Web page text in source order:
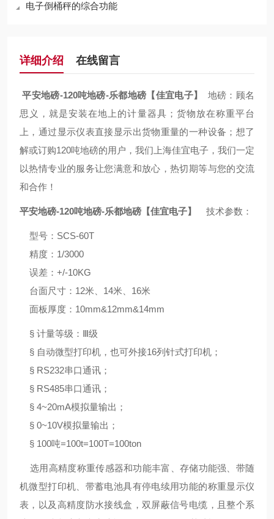
电子倒桶秤的综合功能
详细介绍 在线留言
平安地磅-120吨地磅-乐都地磅【佳宜电子】
地磅：顾名
思义，就是安装在地上的计量器具；货物放在称重平台
上，通过显示仪表直接显示出货物重量的一种设备；想了
解或订购120吨地磅的用户，我们上海佳宜电子，我们一定
以热情专业的服务让您满意和放心，热切期等与您的交流
和合作！
平安地磅-120吨地磅-乐都地磅【佳宜电子】 技术参数：
型号：SCS-60T
精度：1/3000
误差：+/-10KG
台面尺寸：12米、14米、16米
面板厚度：10mm&12mm&14mm
§ 计量等级：Ⅲ级
§ 自动微型打印机，也可外接16列针式打印机；
§ RS232串口通讯；
§ RS485串口通讯；
§ 4~20mA模拟量输出；
§ 0~10V模拟量输出；
§ 100吨=100t=100T=100ton
选用高精度称重传感器和功能丰富、存储功能强、带随
机微型打印机、带蓄电池具有停电续用功能的称重显示仪
表，以及高精度防水接线盒，双屏蔽信号电缆，且整个系